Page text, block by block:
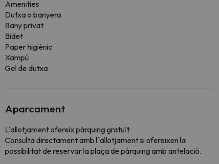
Amenities
Dutxa o banyera
Bany privat
Bidet
Paper higiènic
Xampú
Gel de dutxa
Aparcament
L'allotjament ofereix pàrquing gratuït
Consulta directament amb l´allotjament si ofereixen la
possibilitat de reservar la plaça de pàrquing amb antelació.